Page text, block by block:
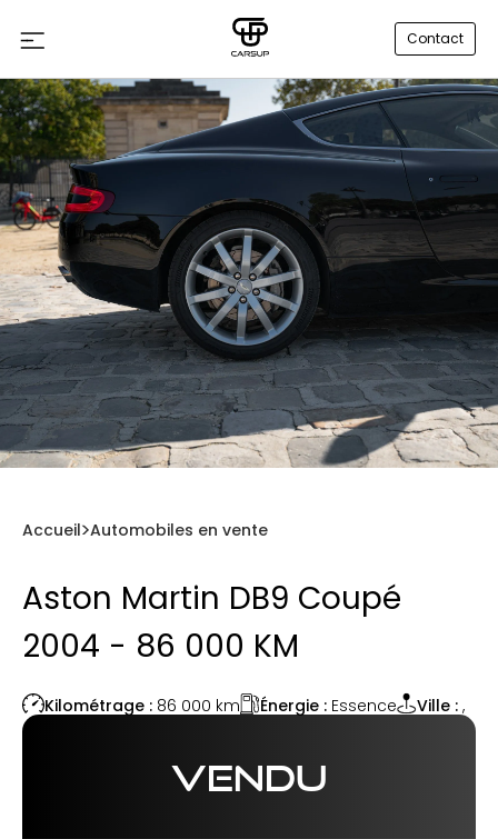
Contact
Accueil Automobiles en vente
Aston Martin DB9 Coupé
2004 - 86 000 KM
Kilométrage : 86 000 km Énergie : Essence Ville : ,
VENDU